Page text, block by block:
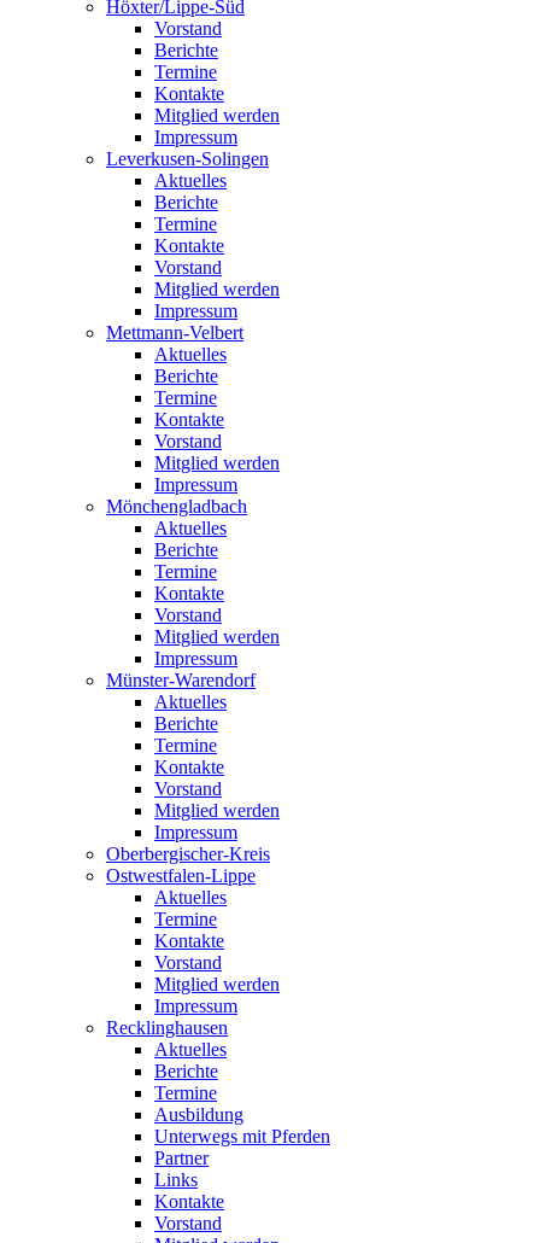
Höxter/Lippe-Süd
Vorstand
Berichte
Termine
Kontakte
Mitglied werden
Impressum
Leverkusen-Solingen
Aktuelles
Berichte
Termine
Kontakte
Vorstand
Mitglied werden
Impressum
Mettmann-Velbert
Aktuelles
Berichte
Termine
Kontakte
Vorstand
Mitglied werden
Impressum
Mönchengladbach
Aktuelles
Berichte
Termine
Kontakte
Vorstand
Mitglied werden
Impressum
Münster-Warendorf
Aktuelles
Berichte
Termine
Kontakte
Vorstand
Mitglied werden
Impressum
Oberbergischer-Kreis
Ostwestfalen-Lippe
Aktuelles
Termine
Kontakte
Vorstand
Mitglied werden
Impressum
Recklinghausen
Aktuelles
Berichte
Termine
Ausbildung
Unterwegs mit Pferden
Partner
Links
Kontakte
Vorstand